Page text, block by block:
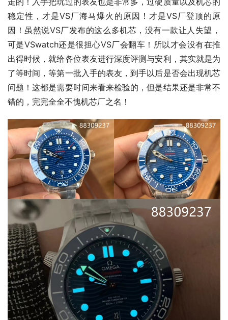
稳定性，才是VS厂海马爆火的原因！才是VS厂登顶的原
因！虽然说VS厂发布的这么多机芯，没有一款让人失望，
可是VSwatch还是很担心VS厂会翻车！所以才会没有在推
出得时候，就给各位表友进行深度评测与安利，其实就是为
了等时间，等第一批入手的表友，到手以后是否会出现机芯
问题！这都是需要时间来看来检验的，但是结果还是非常不
错的，完完全全不愧机芯厂之名！